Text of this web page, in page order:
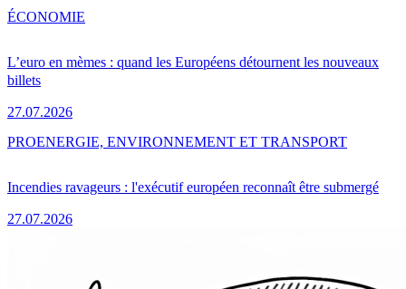
L’euro en mèmes : quand les Européens détournent les nouveaux
billets
27.07.2026
ÉCONOMIE
Incendies ravageurs : l'exécutif européen reconnaît être submergé
27.07.2026
PROENERGIE, ENVIRONNEMENT ET TRANSPORT